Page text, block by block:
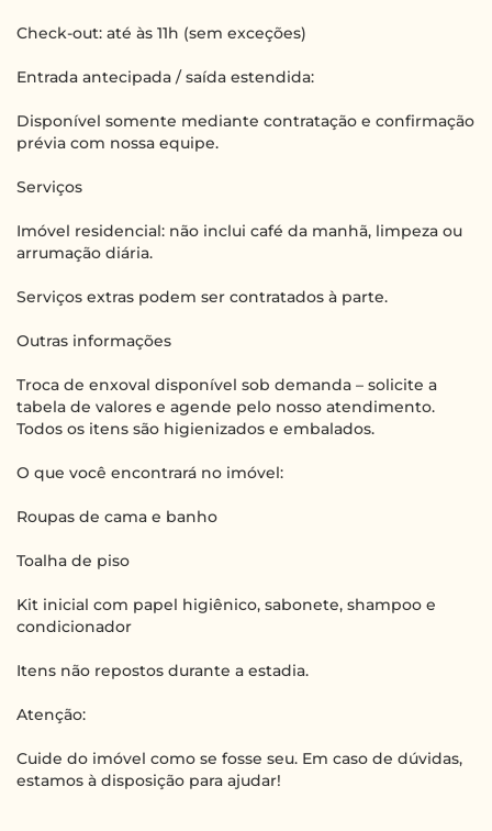
Check-out: até às 11h (sem exceções)
Entrada antecipada / saída estendida:
Disponível somente mediante contratação e confirmação
prévia com nossa equipe.
Serviços
Imóvel residencial: não inclui café da manhã, limpeza ou
arrumação diária.
Serviços extras podem ser contratados à parte.
Outras informações
Troca de enxoval disponível sob demanda – solicite a
tabela de valores e agende pelo nosso atendimento.
Todos os itens são higienizados e embalados.
O que você encontrará no imóvel:
Roupas de cama e banho
Toalha de piso
Kit inicial com papel higiênico, sabonete, shampoo e
condicionador
Itens não repostos durante a estadia.
Atenção:
Cuide do imóvel como se fosse seu. Em caso de dúvidas,
estamos à disposição para ajudar!